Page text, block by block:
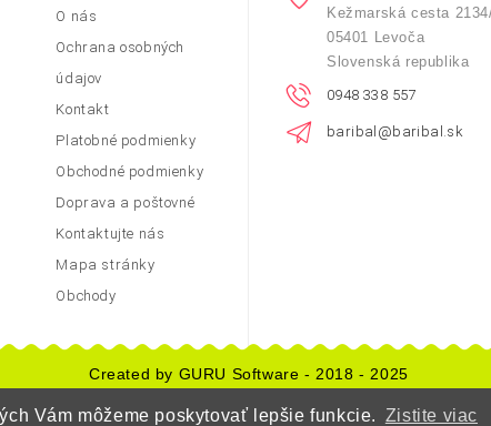
Vám môžeme poskytovať lepšie funkcie. Zistite viac
O nás
Ochrana osobných
údajov
Kontakt
Platobné podmienky
Obchodné podmienky
Doprava a poštovné
Kontaktujte nás
Mapa stránky
Obchody
Kežmarská cesta
05401 Levoča
Slovenská republika
0948 338 557
baribal@baribal.sk
Created by GURU Software - 2018 - 2025